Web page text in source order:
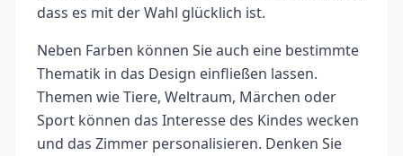
dass es mit der Wahl glücklich ist.
Neben Farben können Sie auch eine bestimmte
Thematik in das Design einfließen lassen.
Themen wie Tiere, Weltraum, Märchen oder
Sport können das Interesse des Kindes wecken
und das Zimmer personalisieren. Denken Sie